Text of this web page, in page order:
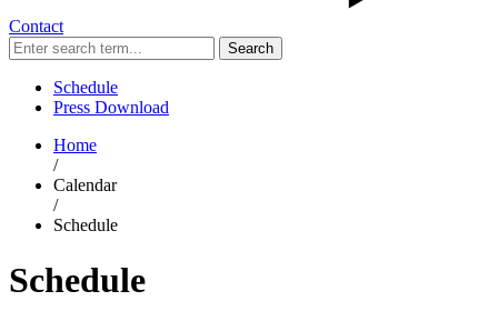
Contact
Search
Schedule
Press Download
Home
/
Calendar
/
Schedule
Schedule